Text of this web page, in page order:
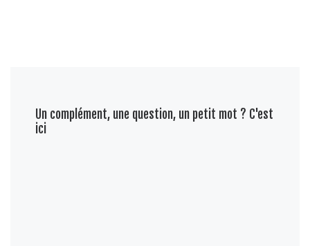
Un complément, une question, un petit mot ? C'est
ici